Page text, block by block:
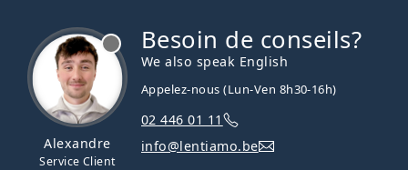
Alexandre
Service Client
Besoin de conseils?
We also speak English
Appelez-nous (Lun-Ven 8h30-16h)
02 446 01 11
info@lentiamo.be